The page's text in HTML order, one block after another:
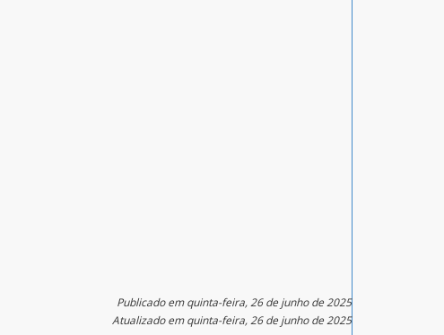
Publicado em quinta-feira, 26 de junho de 2025
Atualizado em quinta-feira, 26 de junho de 2025